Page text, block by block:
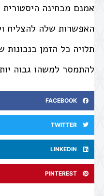
אמנם מבחינה היסטורית
האפשרות שלה להצליח
תלויה כל הזמן בנכונות
להתמסר למשהו גבוה יותר.
FACEBOOK
TWITTER
LINKEDIN
PINTEREST